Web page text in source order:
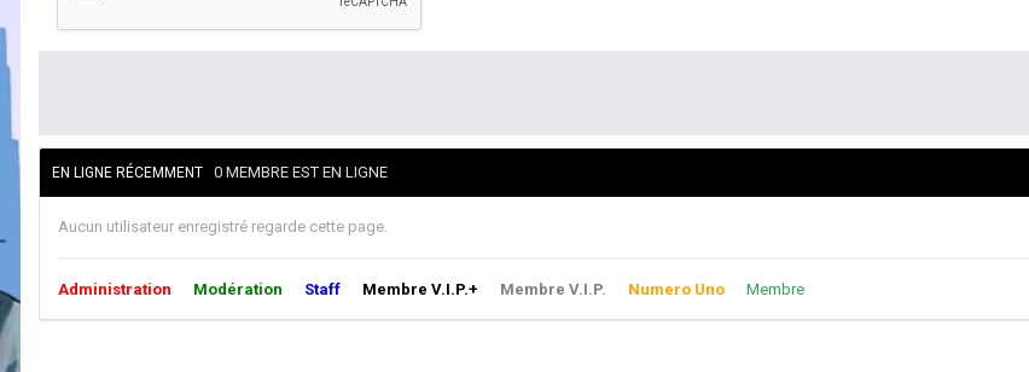
EN LIGNE RÉCEMMENT 0 MEMBRE EST EN LIGNE
Aucun utilisateur enregistré regarde cette page.
Administration Modération Staff Membre V.I.P.+ Membre V.I.P. Numero Uno Membre